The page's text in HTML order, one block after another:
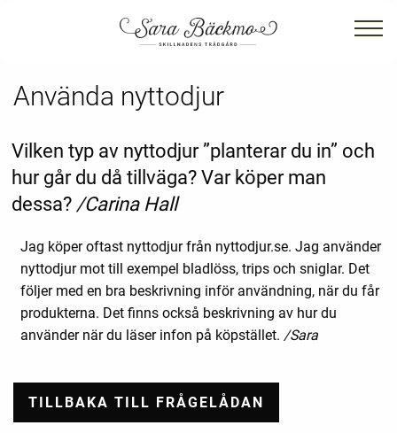
Använda nyttodjur
Vilken typ av nyttodjur ”planterar du in” och
hur går du då tillväga? Var köper man
dessa? /Carina Hall
Jag köper oftast nyttodjur från nyttodjur.se. Jag använder
nyttodjur mot till exempel bladlöss, trips och sniglar. Det
följer med en bra beskrivning inför användning, när du får
produkterna. Det finns också beskrivning av hur du
använder när du läser infon på köpstället. /Sara